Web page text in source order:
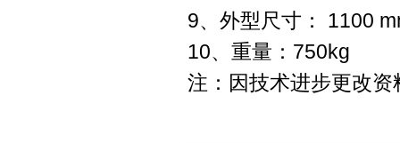
9、外型尺寸： 1100
10、重量：750kg
注：因技术进步更改